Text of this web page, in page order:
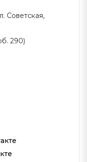
Советская,
290)